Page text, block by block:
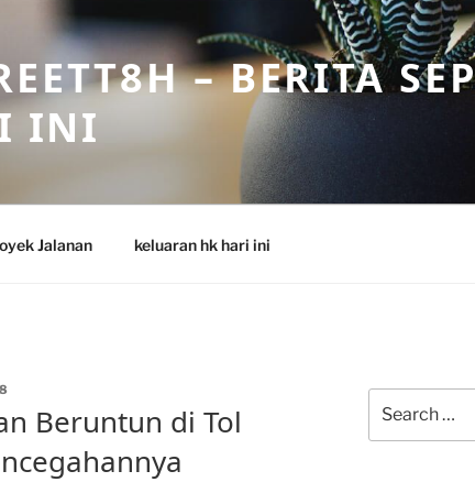
– BERITA
INI
Jalanan keluaran hk hari ini
Beruntun di Tol
for: